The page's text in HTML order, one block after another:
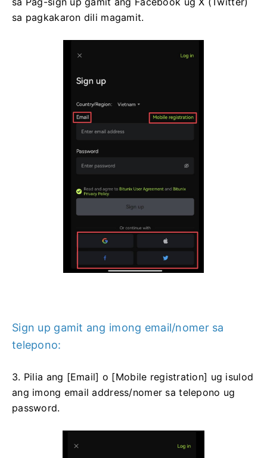
sa pagkakaron dili magamit.
Sign up gamit ang imong email/nomer sa
telepono:
3. Pilia ang [Email] o [Mobile registration] ug isulod
ang imong email address/nomer sa telepono ug
password.